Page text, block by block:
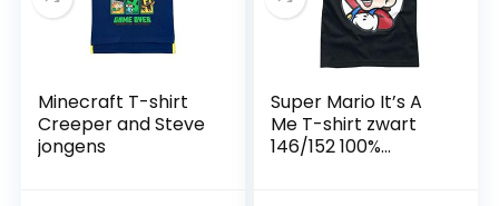
Minecraft T-shirt
Creeper and Steve
jongens
Super Mario It’s A
Me T-shirt zwart
146/152 100%